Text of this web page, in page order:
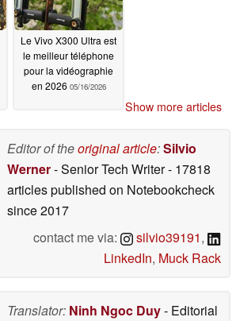
Le Vivo X300 Ultra est
le meilleur téléphone
pour la vidéographie
en 2026 05/16/2026
Show more articles
Editor of theoriginal article:Silvio
Werner- Senior Tech Writer- 17818
articles published on Notebookcheck
since 2017
contact me via:
silvio39191,
LinkedIn, Muck Rack
Translator: Ninh Ngoc Duy- Editorial